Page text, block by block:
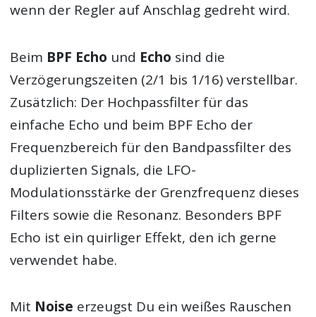
wenn der Regler auf Anschlag gedreht wird.
Beim BPF Echo und Echo sind die
Verzögerungszeiten (2/1 bis 1/16) verstellbar.
Zusätzlich: Der Hochpassfilter für das
einfache Echo und beim BPF Echo der
Frequenzbereich für den Bandpassfilter des
duplizierten Signals, die LFO-
Modulationsstärke der Grenzfrequenz dieses
Filters sowie die Resonanz. Besonders BPF
Echo ist ein quirliger Effekt, den ich gerne
verwendet habe.
Mit Noise erzeugst Du ein weißes Rauschen